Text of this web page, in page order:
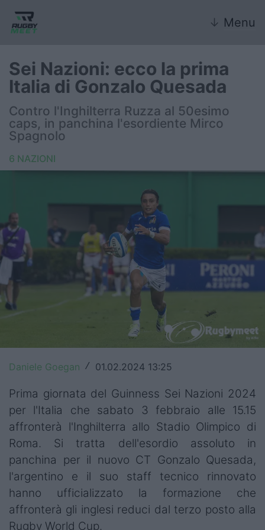
↓ Menu
Nazionali giovanili
Rugby Sevens
Internazionale
6 Nazioni
United Rugby Championship
Challenge Cup
World Rugby
Rugby World Cup
Super Rugby
Rugby in TV
Mercato
Serie A Elite
Sei Nazioni: ecco la prima
Italia di Gonzalo Quesada
Contro l'Inghilterra Ruzza al 50esimo
caps, in panchina l'esordiente Mirco
Spagnolo
6 NAZIONI
Daniele Goegan / 01.02.2024 13:25
Prima giornata del Guinness Sei Nazioni 2024
per l'Italia che sabato 3 febbraio alle 15.15
affronterà l'Inghilterra allo Stadio Olimpico di
Roma. Si tratta dell'esordio assoluto in
panchina per il nuovo CT Gonzalo Quesada,
l'argentino e il suo staff tecnico rinnovato
hanno ufficializzato la formazione che
affronterà gli inglesi reduci dal terzo posto alla
Rugby World Cup.